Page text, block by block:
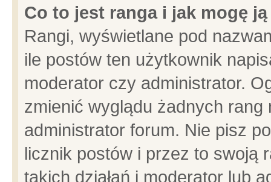
Co to jest ranga i jak mogę
Rangi, wyświetlane pod
ile postów ten użytkownik
moderator czy administrator.
zmienić wyglądu żadnych
administrator forum. Nie pisz
licznik postów i przez to swoją
takich działań i moderator lub